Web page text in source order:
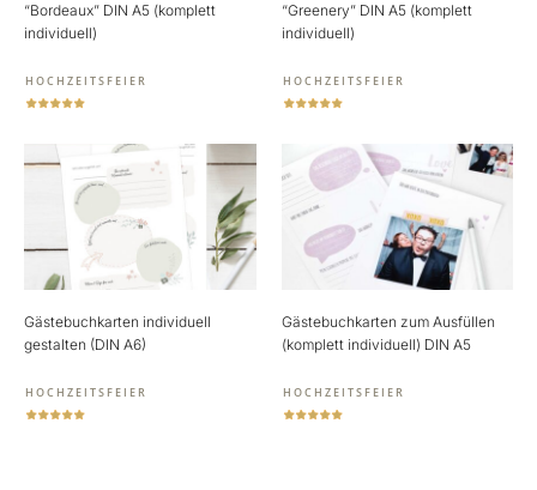
“Bordeaux” DIN A5 (komplett
individuell)
HOCHZEITSFEIER
“Greenery” DIN A5 (komplett
individuell)
HOCHZEITSFEIER
Gästebuchkarten individuell
gestalten (DIN A6)
HOCHZEITSFEIER
Gästebuchkarten zum Ausfüllen
(komplett individuell) DIN A5
HOCHZEITSFEIER